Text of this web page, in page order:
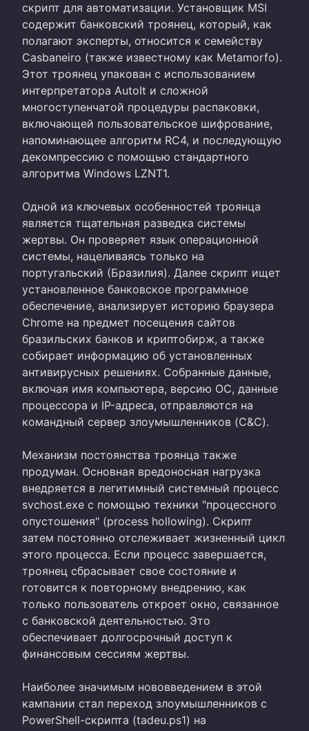
скрипт для автоматизации. Установщик MSI
содержит банковский троянец, который, как
полагают эксперты, относится к семейству
Casbaneiro (также известному как Metamorfo).
Этот троянец упакован с использованием
интерпретатора AutoIt и сложной
многоступенчатой процедуры распаковки,
включающей пользовательское шифрование,
напоминающее алгоритм RC4, и последующую
декомпрессию с помощью стандартного
алгоритма Windows LZNT1.
Одной из ключевых особенностей троянца
является тщательная разведка системы
жертвы. Он проверяет язык операционной
системы, нацеливаясь только на
португальский (Бразилия). Далее скрипт ищет
установленное банковское программное
обеспечение, анализирует историю браузера
Chrome на предмет посещения сайтов
бразильских банков и криптобирж, а также
собирает информацию об установленных
антивирусных решениях. Собранные данные,
включая имя компьютера, версию ОС, данные
процессора и IP-адреса, отправляются на
командный сервер злоумышленников (C&C).
Механизм постоянства троянца также
продуман. Основная вредоносная нагрузка
внедряется в легитимный системный процесс
svchost.exe с помощью техники "процессного
опустошения" (process hollowing). Скрипт
затем постоянно отслеживает жизненный цикл
этого процесса. Если процесс завершается,
троянец сбрасывает свое состояние и
готовится к повторному внедрению, как
только пользователь откроет окно, связанное
с банковской деятельностью. Это
обеспечивает долгосрочный доступ к
финансовым сессиям жертвы.
Наиболее значимым нововведением в этой
кампании стал переход злоумышленников с
PowerShell-скрипта (tadeu.ps1) на